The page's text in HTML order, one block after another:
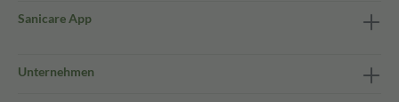
Sanicare App
Unternehmen